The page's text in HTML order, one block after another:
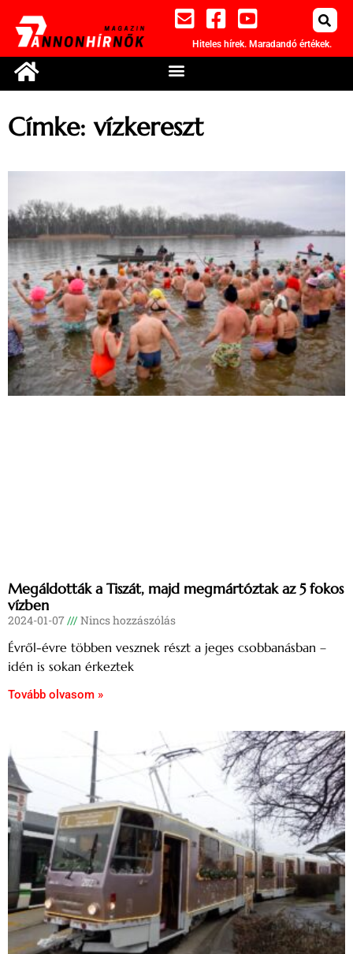
Hiteles hírek. Maradandó értékek.
Címke: vízkereszt
Megáldották a Tiszát, majd megmártóztak az 5 fokos
vízben
2024-01-07 Nincs hozzászólás
Évről-évre többen vesznek részt a jeges csobbanásban –
idén is sokan érkeztek
Tovább olvasom »